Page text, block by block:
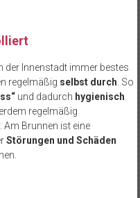
der Innenstadt immer bestes
regelmäßig selbst durch . So
und dadurch hygienisch
regelmäßig
Am Brunnen ist eine
Störungen und Schäden